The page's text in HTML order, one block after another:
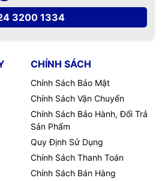
3200 1334
CHÍNH SÁCH
Chính Sách Bảo Mật
Chính Sách Vận Chuyển
Chính Sách Bảo Hành, Đổi Trả
Sản Phẩm
Quy Định Sử Dụng
Chính Sách Thanh Toán
Chính Sách Bán Hàng